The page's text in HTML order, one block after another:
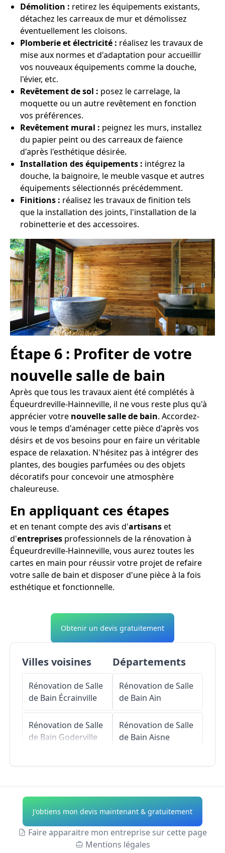
Démolition : retirez les équipements existants,
détachez les carreaux de mur et démolissez
éventuellement les cloisons.
Plomberie et électricité : réalisez les travaux de
mise aux normes et d'adaptation pour accueillir
vos nouveaux équipements comme la douche,
l'évier, etc.
Revêtement de sol : posez le carrelage, la
moquette ou un autre revêtement en fonction
vos préférences.
Revêtement mural : peignez les murs, installez
du papier peint ou des carreaux de faïence
d'après l'esthétique désirée.
Installation des équipements : intégrez la
douche, la baignoire, le meuble vasque et autres
équipements sélectionnés précédemment.
Finitions : réalisez les travaux de finition tels
que la installation des joints, l'installation de la
robinetterie et des accessoires.
Étape 6 : Profiter de votre
nouvelle salle de bain
Après que tous les travaux aient été complétés à
Équeurdreville-Hainneville, il ne vous reste plus qu'à
apprécier votre nouvelle salle de bain. Accordez-
vous le temps d'aménager cette pièce d'après vos
désirs et de vos besoins pour en faire un véritable
espace de relaxation. N'hésitez pas à intégrer des
plantes, des bougies parfumées ou des objets
décoratifs pour concevoir une atmosphère
chaleureuse.
En appliquant ces étapes
et en tenant compte des avis d'artisanset
d'entreprises professionnels de la rénovation à
Équeurdreville-Hainneville, vous aurez toutes les
cartes en main pour réussir votre projet de refaire
votre salle de bain et disposer d'une pièce à la fois
esthétique et fonctionnelle.
Obtenir un devis gratuitement
Villes voisines
Rénovation de Salle
de Bain Écrainville
Rénovation de Salle
de Bain Goderville
Rénovation de Salle
Bornambusc
Rénovation de Salle
de Bain
Sausseuzemare-en-
Départements
Rénovation de Salle
de Bain Ain
Rénovation de Salle
de Bain Aisne
Rénovation de Salle
de Bain Alpes-de-
Haute-Provence
J'obtiens mon devis maintenant & gratuitement
Faire apparaitre mon entreprise sur cette page
Mentions légales